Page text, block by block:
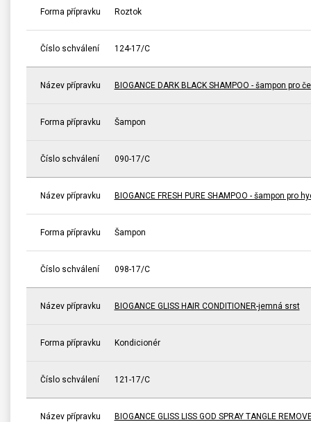
Forma přípravku Roztok
Číslo schválení 124-17/C
Název přípravku BIOGANCE DARK BLACK SHAMPOO - šampon pro
Forma přípravku Šampon
Číslo schválení 090-17/C
Název přípravku BIOGANCE FRESH PURE SHAMPOO - šampon pro
Forma přípravku Šampon
Číslo schválení 098-17/C
Název přípravku BIOGANCE GLISS HAIR CONDITIONER-jemná srst
Forma přípravku Kondicionér
Číslo schválení 121-17/C
Název přípravku BIOGANCE GLISS LISS GOD SPRAY TANGLE